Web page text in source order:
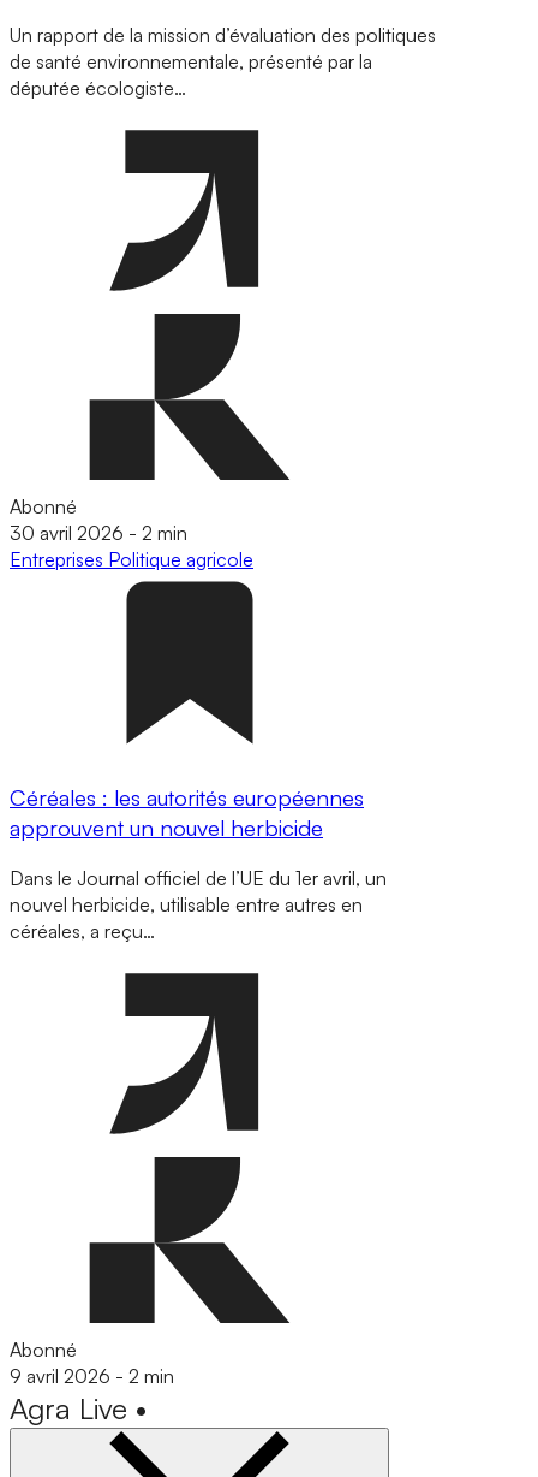
Un rapport de la mission d’évaluation des politiques
de santé environnementale, présenté par la
députée écologiste…
Abonné
30 avril 2026 - 2 min
Entreprises Politique agricole
Céréales : les autorités européennes
approuvent un nouvel herbicide
Dans le Journal officiel de l’UE du 1er avril, un
nouvel herbicide, utilisable entre autres en
céréales, a reçu…
Abonné
9 avril 2026 - 2 min
Agra Live •